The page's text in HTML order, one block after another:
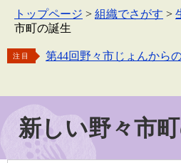
トップページ > 組織でさがす >
市町の誕生
注目
第44回野々市じょんから
新しい野々市